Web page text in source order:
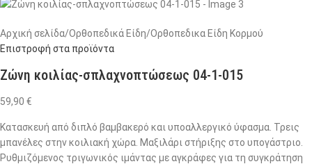
Αρχική σελίδα/Ορθοπεδικά Είδη/Ορθοπεδικα Είδη Κορμού
Επιστροφή στα προϊόντα
Ζώνη κοιλίας-σπλαχνοπτώσεως 04-1-015
59,90 €
Κατασκευή από διπλό βαμβακερό και υποαλλεργικό ύφασμα. Τρεις
μπανέλες στην κοιλιακή χώρα. Μαξιλάρι στήριξης στο υπογάστριο.
Ρυθμιζόμενος τριγωνικός ιμάντας με αγκράφες για τη συγκράτηση